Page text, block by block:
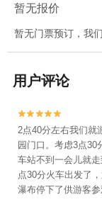
暂无报价
暂无门票预订，我
用户评论


2点40分左右我们就
园门口。考虑3点30
车站不到一会儿就
点30分火车出发了
瀑布停下了供游客
候，火车的车尾形